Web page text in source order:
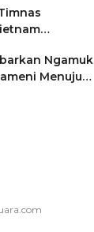
di Pakansari
Ngamuk
Menuju